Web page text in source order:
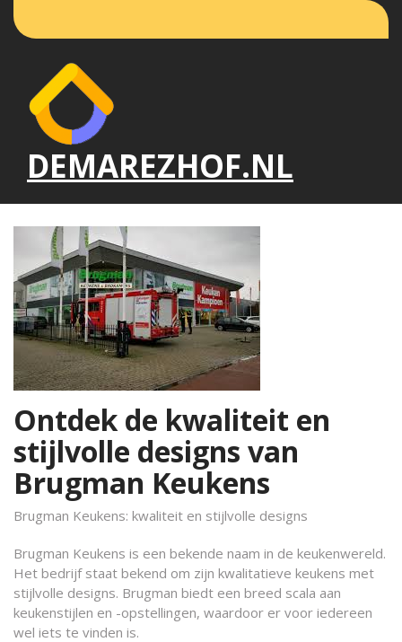
de
DEMAREZHOF.NL
Ontdek de kwaliteit en
stijlvolle designs van
Brugman Keukens
Brugman Keukens: kwaliteit en stijlvolle designs
Brugman Keukens is een bekende naam in de keukenwereld.
Het bedrijf staat bekend om zijn kwalitatieve keukens met
stijlvolle designs. Brugman biedt een breed scala aan
keukenstijlen en -opstellingen, waardoor er voor iedereen
wel iets te vinden is.